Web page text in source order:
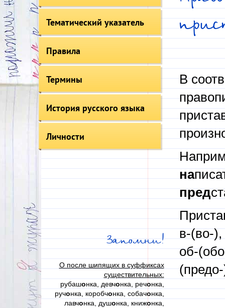
Тематический указатель
Правила
Термины
История русского языка
Личности
Запомни!
О после шипящих в суффиксах
существительных:
рубашонка, девчонка, речонка,
ручонка, коробчонка, собачонка,
лавчонка, душонка, книжонка,
В
на
пред
в-(во-),
об-